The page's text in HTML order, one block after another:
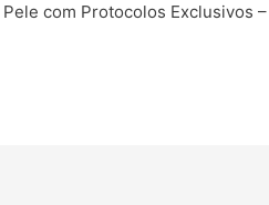
com Protocolos Exclusivos